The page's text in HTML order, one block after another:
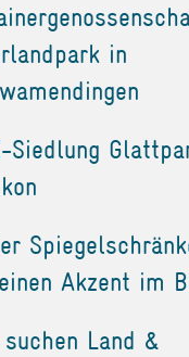
in
Siedlung
Akzent im
Land &